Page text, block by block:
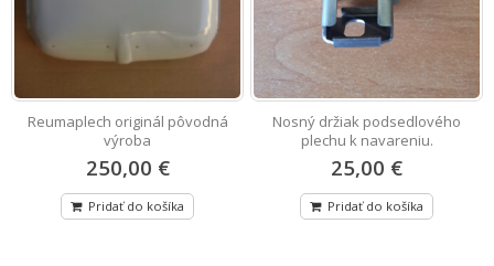
Reumaplech originál pôvodná
výroba
250,00 €
Pridať do košíka
Nosný držiak podsedlového
plechu k navareniu.
25,00 €
Pridať do košíka